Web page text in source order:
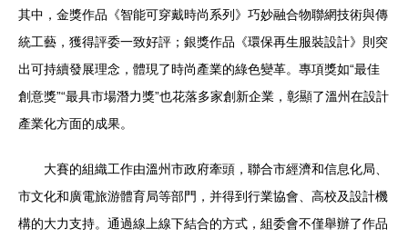
其中，金獎作品《智能可穿戴時尚系列》巧妙融合物聯網技術與傳
統工藝，獲得評委一致好評；銀獎作品《環保再生服裝設計》則突
出可持續發展理念，體現了時尚產業的綠色變革。專項獎如“最佳
創意獎”“最具市場潛力獎”也花落多家創新企業，彰顯了溫州在設計
產業化方面的成果。
大賽的組織工作由溫州市政府牽頭，聯合市經濟和信息化局、
市文化和廣電旅游體育局等部門，并得到行業協會、高校及設計機
構的大力支持。通過線上線下結合的方式，組委會不僅舉辦了作品